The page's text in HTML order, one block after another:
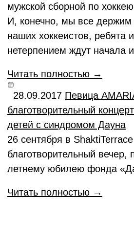
мужской сборной по
И, конечно, мы все держим
наших хоккеистов, ребята
нетерпением ждут начала
Читать полностью →
28.09.2017 Певица
благотворительный
детей с синдромом Дауна
26 сентября в
благотворительный
летнему юбилею фонда
Читать полностью →